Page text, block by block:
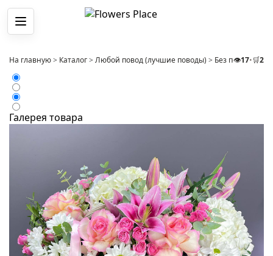
Меню
На главную> Каталог> Любой повод (лучшие поводы) > Без повода>
👁️17•🛒2
Галерея товара